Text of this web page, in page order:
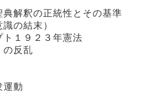
解釈の正統性とその基準
の結末）
１９２３年憲法
の反乱
運動